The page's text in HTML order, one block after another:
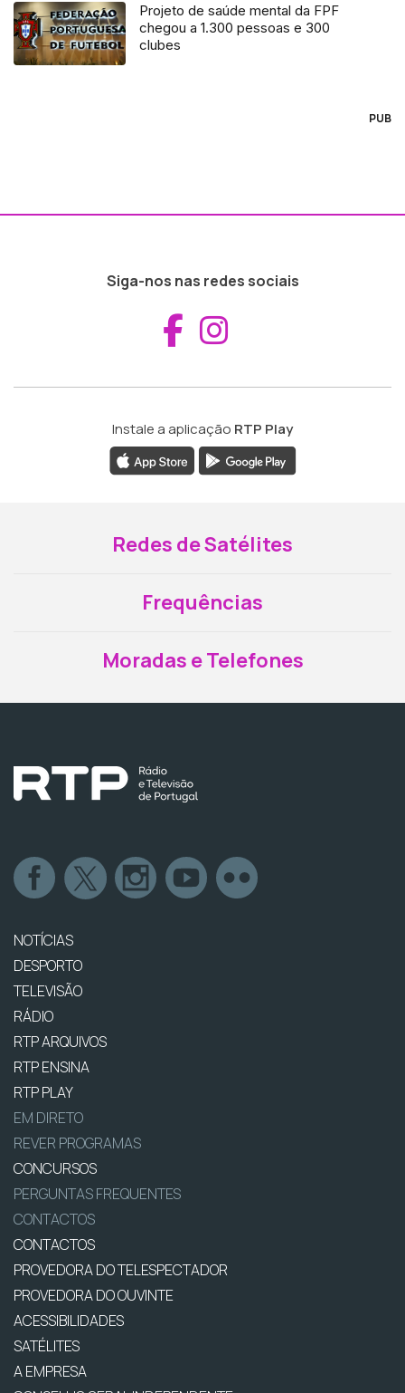
Projeto de saúde mental da FPF
chegou a 1.300 pessoas e 300
clubes
PUB
Siga-nos nas redes sociais
Aceder ao
Instale a aplicação RTP Play
Redes de Satélites
Frequências
Moradas e Telefones
NOTÍCIAS
DESPORTO
TELEVISÃO
RÁDIO
RTP ARQUIVOS
RTP ENSINA
RTP PLAY
EM DIRETO
REVER PROGRAMAS
CONCURSOS
PERGUNTAS FREQUENTES
CONTACTOS
CONTACTOS
PROVEDORA DO TELESPECTADOR
PROVEDORA DO OUVINTE
ACESSIBILIDADES
SATÉLITES
A EMPRESA